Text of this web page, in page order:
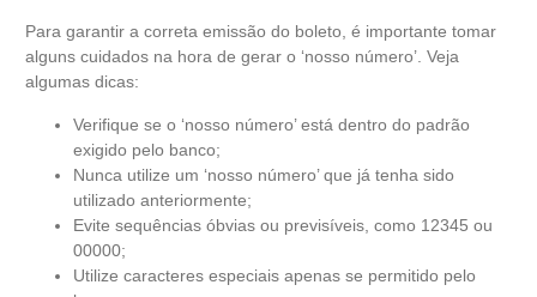
Para garantir a correta emissão do boleto, é importante tomar
alguns cuidados na hora de gerar o ‘nosso número’. Veja
algumas dicas:
Verifique se o ‘nosso número’ está dentro do padrão
exigido pelo banco;
Nunca utilize um ‘nosso número’ que já tenha sido
utilizado anteriormente;
Evite sequências óbvias ou previsíveis, como 12345 ou
00000;
Utilize caracteres especiais apenas se permitido pelo